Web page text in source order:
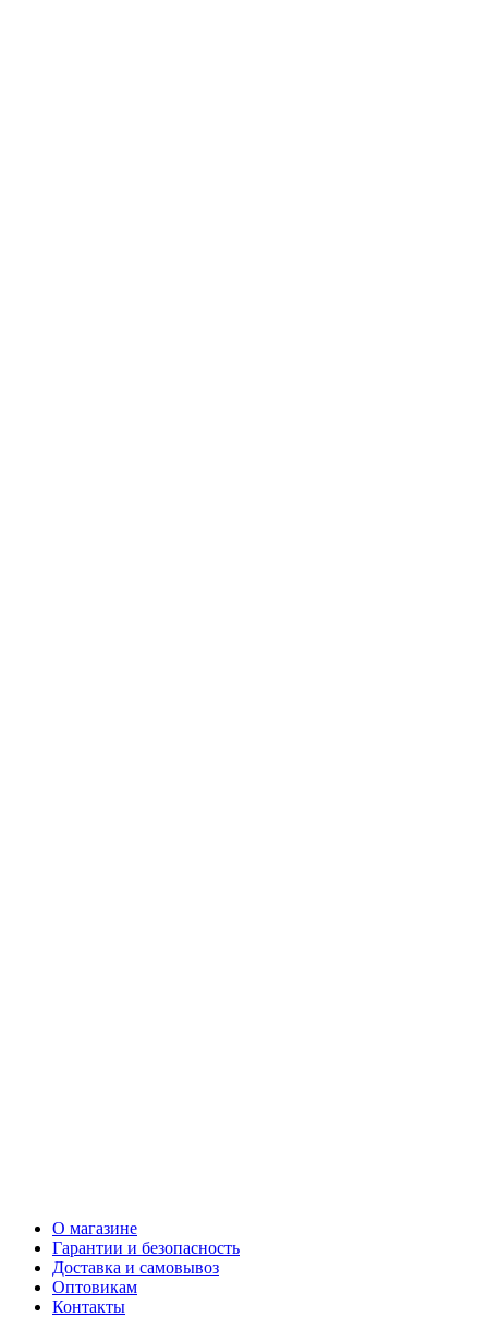
О магазине
Гарантии и безопасность
Доставка и самовывоз
Оптовикам
Контакты